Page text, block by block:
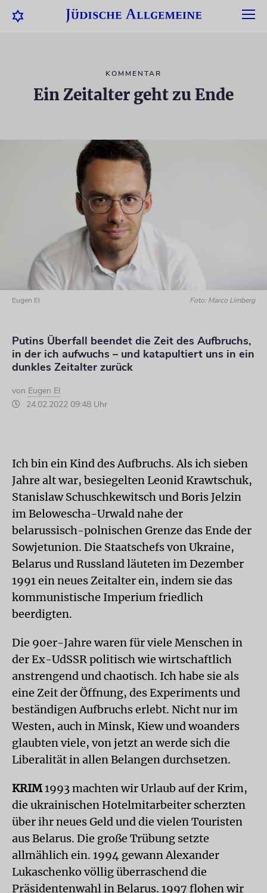
KOMMENTAR
Ein Zeitalter geht zu Ende
Eugen El Foto: Marco Limberg
Putins Überfall beendet die Zeit des Aufbruchs,
in der ich aufwuchs – und katapultiert uns in ein
dunkles Zeitalter zurück
von Eugen El
24.02.2022 09:48 Uhr
Ich bin ein Kind des Aufbruchs. Als ich sieben
Jahre alt war, besiegelten Leonid Krawtschuk,
Stanislaw Schuschkewitsch und Boris Jelzin
im Belowescha-Urwald nahe der
belarussisch-polnischen Grenze das Ende der
Sowjetunion. Die Staatschefs von Ukraine,
Belarus und Russland läuteten im Dezember
1991 ein neues Zeitalter ein, indem sie das
kommunistische Imperium friedlich
beerdigten.
Die 90er-Jahre waren für viele Menschen in
der Ex-UdSSR politisch wie wirtschaftlich
anstrengend und chaotisch. Ich habe sie als
eine Zeit der Öffnung, des Experiments und
beständigen Aufbruchs erlebt. Nicht nur im
Westen, auch in Minsk, Kiew und woanders
glaubten viele, von jetzt an werde sich die
Liberalität in allen Belangen durchsetzen.
KRIM1993 machten wir Urlaub auf der Krim,
die ukrainischen Hotelmitarbeiter scherzten
über ihr neues Geld und die vielen Touristen
aus Belarus. Die große Trübung setzte
allmählich ein. 1994 gewann Alexander
Lukaschenko völlig überraschend die
Präsidentenwahl in Belarus. 1997 flohen wir